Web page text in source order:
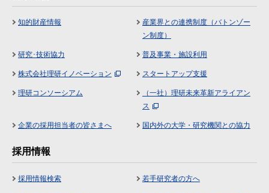
知的財産情報
産業界との連携制度（バトンゾー
ン制度）
研究･技術協力 普及事業・施設利用
株式会社理研イノベーション スタートアップ支援
理研コンソーシアム
（一社）理研未来革新アライアン
ス
企業の採用担当者の皆さまへ 国内外の大学・研究機関との協力
採用情報
採用情報検索 若手研究者の方へ